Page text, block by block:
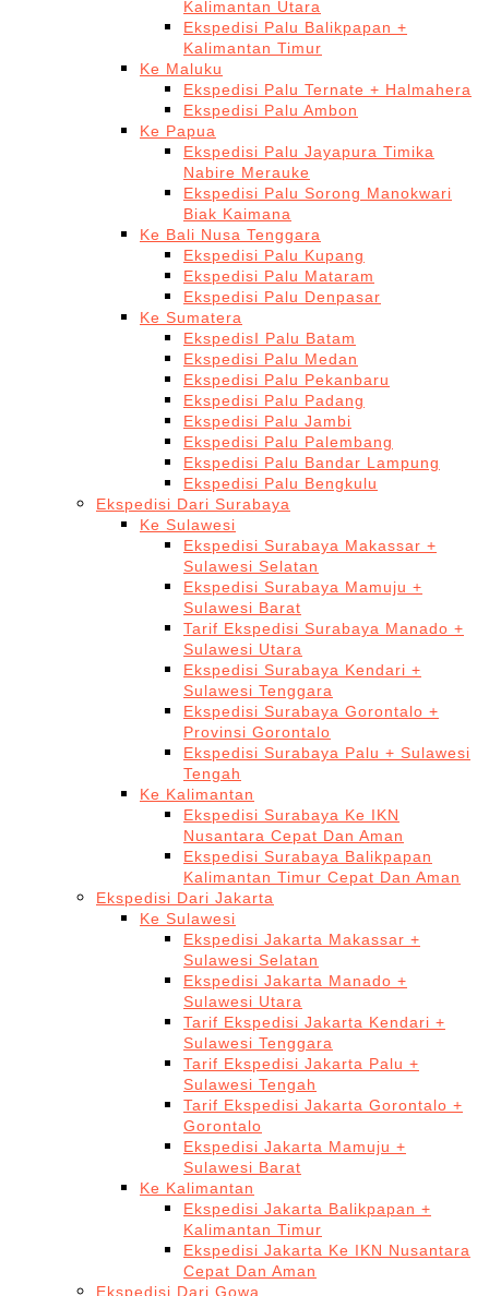
Kalimantan Utara
Ekspedisi Palu Balikpapan +
Kalimantan Timur
Ke Maluku
Ekspedisi Palu Ternate + Halmahera
Ekspedisi Palu Ambon
Ke Papua
Ekspedisi Palu Jayapura Timika
Nabire Merauke
Ekspedisi Palu Sorong Manokwari
Biak Kaimana
Ke Bali Nusa Tenggara
Ekspedisi Palu Kupang
Ekspedisi Palu Mataram
Ekspedisi Palu Denpasar
Ke Sumatera
EkspedisI Palu Batam
Ekspedisi Palu Medan
Ekspedisi Palu Pekanbaru
Ekspedisi Palu Padang
Ekspedisi Palu Jambi
Ekspedisi Palu Palembang
Ekspedisi Palu Bandar Lampung
Ekspedisi Palu Bengkulu
Ekspedisi Dari Surabaya
Ke Sulawesi
Ekspedisi Surabaya Makassar +
Sulawesi Selatan
Ekspedisi Surabaya Mamuju +
Sulawesi Barat
Tarif Ekspedisi Surabaya Manado +
Sulawesi Utara
Ekspedisi Surabaya Kendari +
Sulawesi Tenggara
Ekspedisi Surabaya Gorontalo +
Provinsi Gorontalo
Ekspedisi Surabaya Palu + Sulawesi
Tengah
Ke Kalimantan
Ekspedisi Surabaya Ke IKN
Nusantara Cepat Dan Aman
Ekspedisi Surabaya Balikpapan
Kalimantan Timur Cepat Dan Aman
Ekspedisi Dari Jakarta
Ke Sulawesi
Ekspedisi Jakarta Makassar +
Sulawesi Selatan
Ekspedisi Jakarta Manado +
Sulawesi Utara
Tarif Ekspedisi Jakarta Kendari +
Sulawesi Tenggara
Tarif Ekspedisi Jakarta Palu +
Sulawesi Tengah
Tarif Ekspedisi Jakarta Gorontalo +
Gorontalo
Ekspedisi Jakarta Mamuju +
Sulawesi Barat
Ke Kalimantan
Ekspedisi Jakarta Balikpapan +
Kalimantan Timur
Ekspedisi Jakarta Ke IKN Nusantara
Cepat Dan Aman
Ekspedisi Dari Gowa